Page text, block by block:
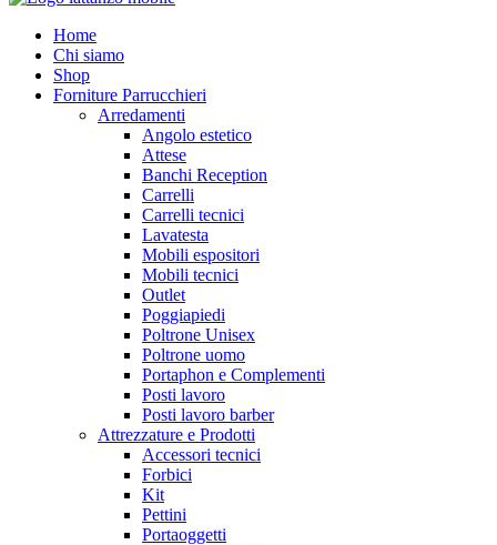
Home
Chi siamo
Shop
Forniture Parrucchieri
Arredamenti
Angolo estetico
Attese
Banchi Reception
Carrelli
Carrelli tecnici
Lavatesta
Mobili espositori
Mobili tecnici
Outlet
Poggiapiedi
Poltrone Unisex
Poltrone uomo
Portaphon e Complementi
Posti lavoro
Posti lavoro barber
Attrezzature e Prodotti
Accessori tecnici
Forbici
Kit
Pettini
Portaoggetti